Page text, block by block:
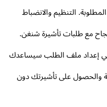
التنظيم والانضباط
مع طلبات تأشيرة شنغن.
إعداد ملف الطلب سيساعدك
على تأشيرتك دون